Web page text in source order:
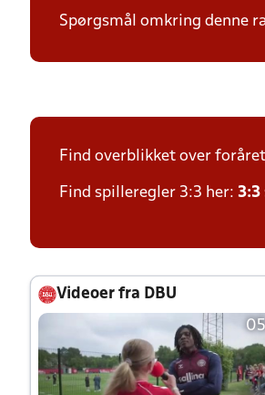
Spørgsmål omkring denne
Find overblikket over
Find spilleregler 3:3 her: 3:3
Videoer fra DBU